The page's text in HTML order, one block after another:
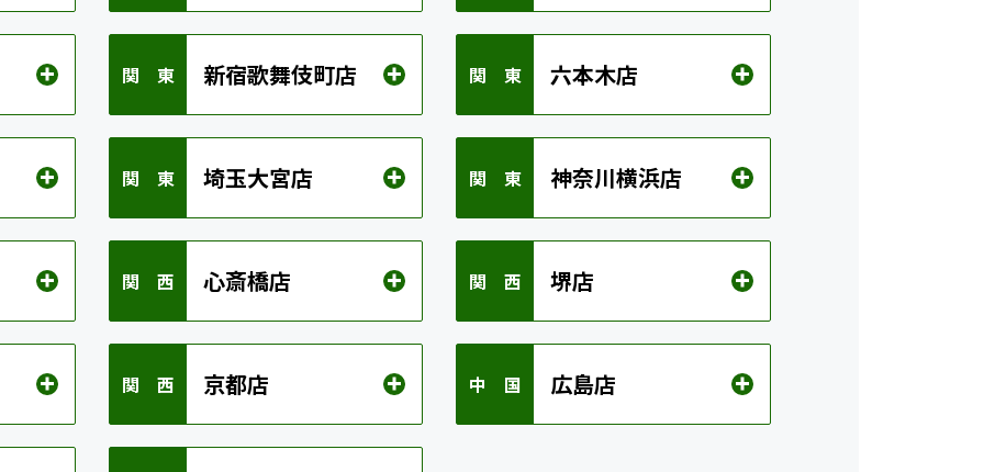
関 東 新宿歌舞伎町店 関 東 六本木店
関 東 埼玉大宮店 関 東 神奈川横浜店
関 西 心斎橋店 関 西 堺店
関 西 京都店 中 国 広島店